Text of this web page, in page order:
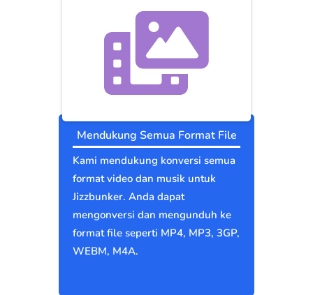
Mendukung Semua Format File
Kami mendukung konversi semua
format video dan musik untuk
Jizzbunker. Anda dapat
mengonversi dan mengunduh ke
format file seperti MP4, MP3, 3GP,
WEBM, M4A.